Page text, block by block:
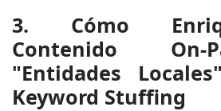
3. Cómo
Contenido
"Entidades
Keyword Stuffing